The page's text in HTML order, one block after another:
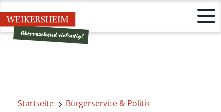
Startseite
Bürgerservice & Politik